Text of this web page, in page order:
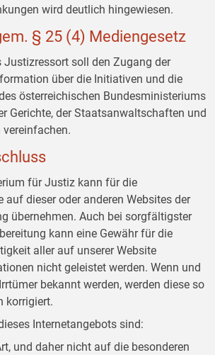
wird deutlich hingewiesen.
§ 25 (4) Mediengesetz
Justizressort soll den Zugang der
über die Initiativen und die
österreichischen Bundesministeriums
Gerichte, der Staatsanwaltschaften und
für Justiz kann für die
auf dieser oder anderen Websites der
übernehmen. Auch bei sorgfältigster
kann eine Gewähr für die
aller auf unserer Website
nicht geleistet werden. Wenn und
bekannt werden, werden diese so
korrigiert.
Internetangebots sind:
und daher nicht auf die besonderen